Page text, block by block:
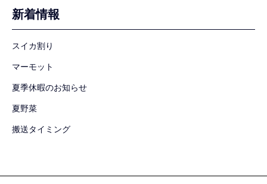
新着情報
スイカ割り
マーモット
夏季休暇のお知らせ
夏野菜
搬送タイミング